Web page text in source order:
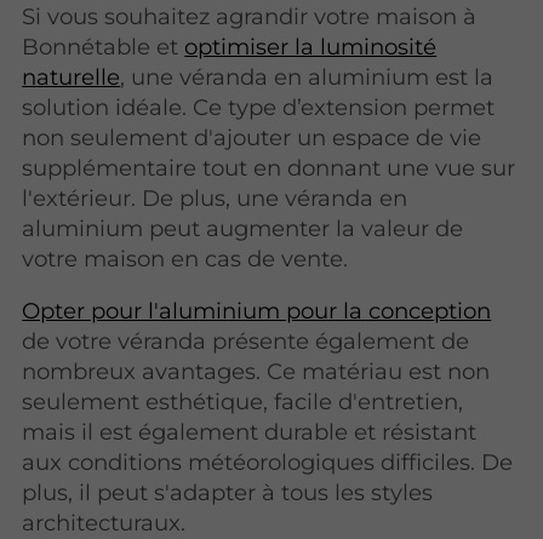
Si vous souhaitez agrandir votre maison à
Bonnétable et optimiser la luminosité
naturelle, une véranda en aluminium est la
solution idéale. Ce type d’extension permet
non seulement d'ajouter un espace de vie
supplémentaire tout en donnant une vue sur
l'extérieur. De plus, une véranda en
aluminium peut augmenter la valeur de
votre maison en cas de vente.
Opter pour l'aluminium pour la conception
de votre véranda présente également de
nombreux avantages. Ce matériau est non
seulement esthétique, facile d'entretien,
mais il est également durable et résistant
aux conditions météorologiques difficiles. De
plus, il peut s'adapter à tous les styles
architecturaux.